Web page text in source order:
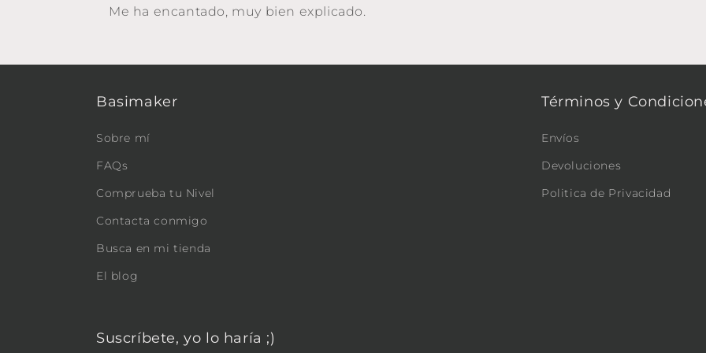
Me ha encantado, muy bien explicado.
Basimaker
Sobre mí
FAQs
Comprueba tu Nivel
Contacta conmigo
Busca en mi tienda
El blog
Términos y
Envíos
Devoluciones
Politica de Privacidad
Suscríbete, yo lo haría ;)